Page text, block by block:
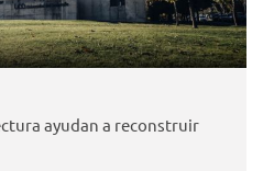
ayudan a reconstruir